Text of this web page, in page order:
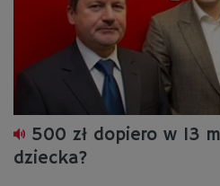
500 zł dopiero w 13
dziecka?